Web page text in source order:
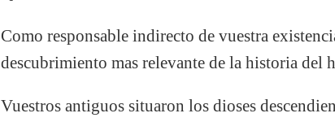
Como responsable indirecto de vuestra
descubrimiento mas relevante de la historia del
Vuestros antiguos situaron los dioses